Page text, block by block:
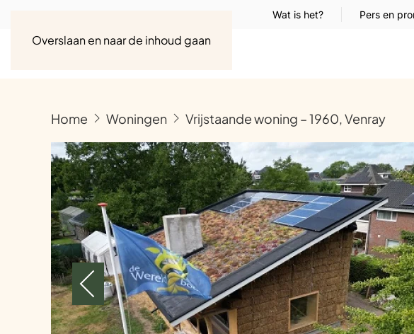
Overslaan en naar de inhoud gaan
Wat is het? Pers en
Home Woningen Vrijstaande woning – 1960, Venray